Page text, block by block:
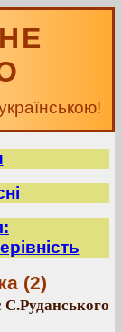
(2)
С.Руданського